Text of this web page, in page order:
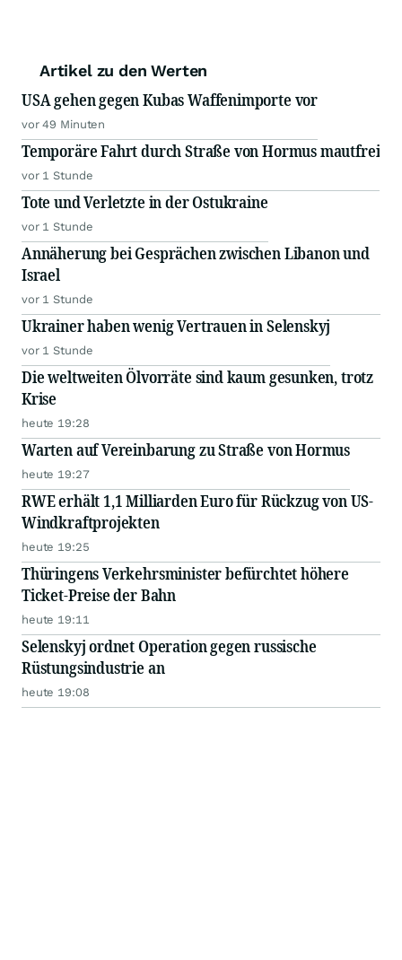
Artikel zu den Werten
USA gehen gegen Kubas Waffenimporte vor
vor 49 Minuten
Temporäre Fahrt durch Straße von Hormus mautfrei
vor 1 Stunde
Tote und Verletzte in der Ostukraine
vor 1 Stunde
Annäherung bei Gesprächen zwischen Libanon und
Israel
vor 1 Stunde
Ukrainer haben wenig Vertrauen in Selenskyj
vor 1 Stunde
Die weltweiten Ölvorräte sind kaum gesunken, trotz
Krise
heute 19:28
Warten auf Vereinbarung zu Straße von Hormus
heute 19:27
RWE erhält 1,1 Milliarden Euro für Rückzug von US-
Windkraftprojekten
heute 19:25
Thüringens Verkehrsminister befürchtet höhere
Ticket-Preise der Bahn
heute 19:11
Selenskyj ordnet Operation gegen russische
Rüstungsindustrie an
heute 19:08